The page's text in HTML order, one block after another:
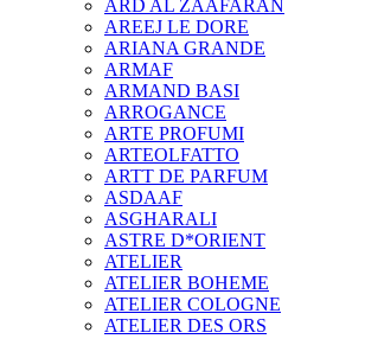
ARD AL ZAAFARAN
AREEJ LE DORE
ARIANA GRANDE
ARMAF
ARMAND BASI
ARROGANCE
ARTE PROFUMI
ARTEOLFATTO
ARTT DE PARFUM
ASDAAF
ASGHARALI
ASTRE D*ORIENT
ATELIER
ATELIER BOHEME
ATELIER COLOGNE
ATELIER DES ORS